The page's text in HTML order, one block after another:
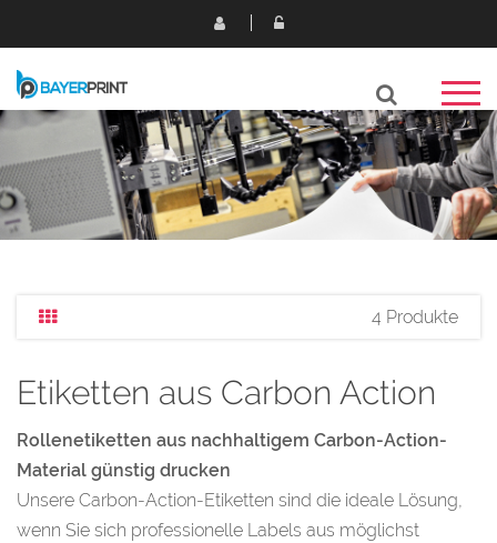
4 Produkte
Etiketten aus Carbon Action
Rollenetiketten aus nachhaltigem Carbon-Action-
Material günstig drucken
Unsere Carbon-Action-Etiketten sind die ideale Lösung,
wenn Sie sich professionelle Labels aus möglichst